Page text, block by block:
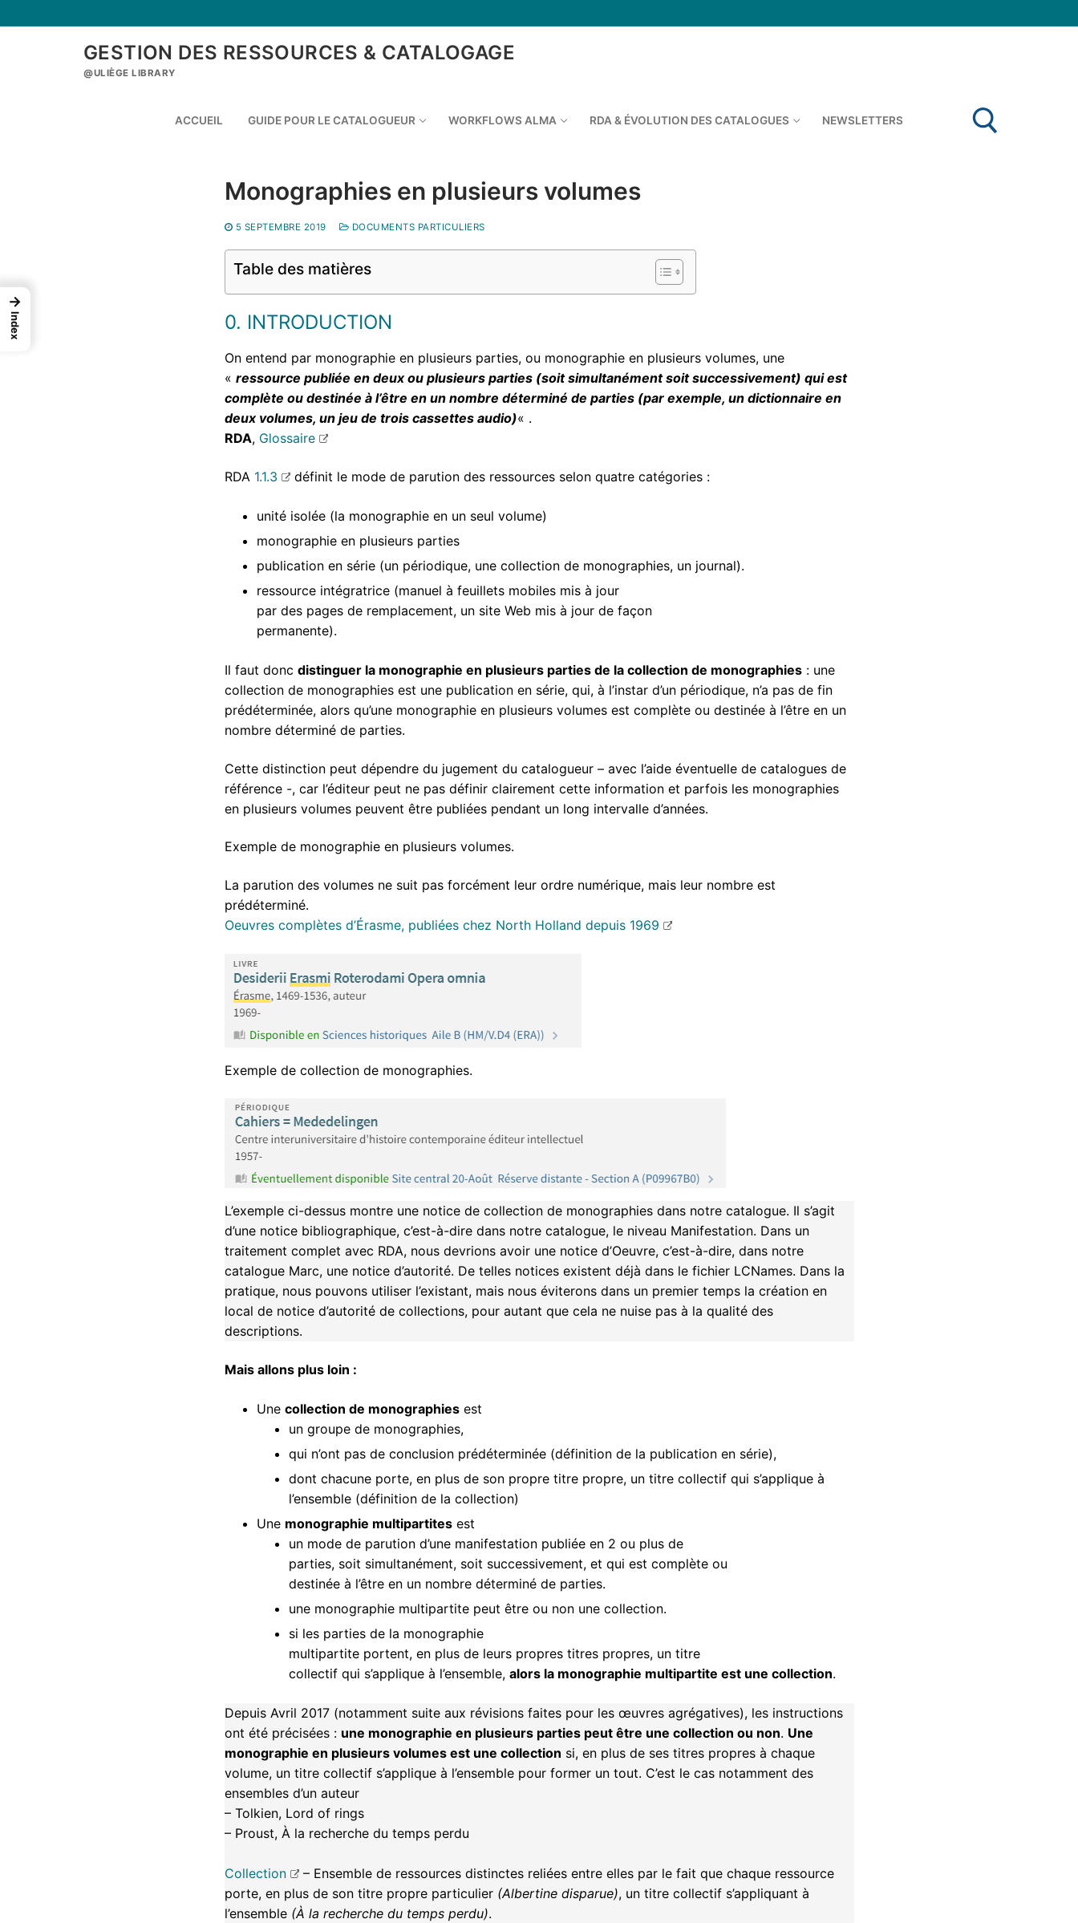
au
GESTION DES RESSOURCES & CATALOGAGE
@ULIÈGE LIBRARY
ACCUEIL GUIDE POUR LE CATALOGUEUR WORKFLOWS ALMA RDA & ÉVOLUTION DES CATALOGUES NEWSLETTERS
Monographies en plusieurs volumes
5 SEPTEMBRE 2019 DOCUMENTS PARTICULIERS
Table des matières
0. INTRODUCTION
On entend par monographie en plusieurs parties, ou monographie en plusieurs volumes, une
« ressource publiée en deux ou plusieurs parties (soit simultanément soit successivement) qui est
complète ou destinée à l’être en un nombre déterminé de parties (par exemple, un dictionnaire en
deux volumes, un jeu de trois cassettes audio)« .
RDA, Glossaire
RDA 1.1.3 définit le mode de parution des ressources selon quatre catégories :
unité isolée (la monographie en un seul volume)
monographie en plusieurs parties
publication en série (un périodique, une collection de monographies, un journal).
ressource intégratrice (manuel à feuillets mobiles mis à jour
par des pages de remplacement, un site Web mis à jour de façon
permanente).
Il faut donc distinguer la monographie en plusieurs parties de la collection de monographies: une
collection de monographies est une publication en série, qui, à l’instar d’un périodique, n’a pas de fin
prédéterminée, alors qu’une monographie en plusieurs volumes est complète ou destinée à l’être en un
nombre déterminé de parties.
Cette distinction peut dépendre du jugement du catalogueur – avec l’aide éventuelle de catalogues de
référence -, car l’éditeur peut ne pas définir clairement cette information et parfois les monographies
en plusieurs volumes peuvent être publiées pendant un long intervalle d’années.
Exemple de monographie en plusieurs volumes.
La parution des volumes ne suit pas forcément leur ordre numérique, mais leur nombre est
prédéterminé.
Oeuvres complètes d’Érasme, publiées chez North Holland depuis 1969
Exemple de collection de monographies.
L’exemple ci-dessus montre une notice de collection de monographies dans notre catalogue. Il s’agit
d’une notice bibliographique, c’est-à-dire dans notre catalogue, le niveau Manifestation. Dans un
traitement complet avec RDA, nous devrions avoir une notice d’Oeuvre, c’est-à-dire, dans notre
catalogue Marc, une notice d’autorité. De telles notices existent déjà dans le fichier LCNames. Dans la
pratique, nous pouvons utiliser l’existant, mais nous éviterons dans un premier temps la création en
local de notice d’autorité de collections, pour autant que cela ne nuise pas à la qualité des
descriptions.
Mais allons plus loin :
Une collection de monographiesest
un groupe de monographies,
qui n’ont pas de conclusion prédéterminée (définition de la publication en série),
dont chacune porte, en plus de son propre titre propre, un titre collectif qui s’applique à
l’ensemble (définition de la collection)
Une monographie multipartitesest
un mode de parution d’une manifestation publiée en 2 ou plus de
parties, soit simultanément, soit successivement, et qui est complète ou
destinée à l’être en un nombre déterminé de parties.
une monographie multipartite peut être ou non une collection.
si les parties de la monographie
multipartite portent, en plus de leurs propres titres propres, un titre
collectif qui s’applique à l’ensemble, alors la monographie multipartite est une collection.
Depuis Avril 2017 (notamment suite aux révisions faites pour les œuvres agrégatives), les instructions
ont été précisées : une monographie en plusieurs parties peut être une collection ou non. Une
monographie en plusieurs volumes est une collection si, en plus de ses titres propres à chaque
volume, un titre collectif s’applique à l’ensemble pour former un tout. C’est le cas notamment des
ensembles d’un auteur
– Tolkien, Lord of rings
– Proust, À la recherche du temps perdu
Collection
– Ensemble de ressources distinctes reliées entre elles par le fait que chaque ressource
porte, en plus de son titre propre particulier (Albertine disparue), un titre collectif s’appliquant à
l’ensemble (À la recherche du temps perdu).
→
Index